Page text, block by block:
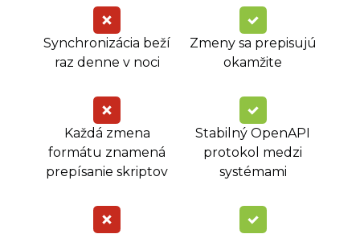
Synchronizácia beží
raz denne v noci
Zmeny sa prepisujú
okamžite
Každá zmena
formátu znamená
prepísanie skriptov
Stabilný OpenAPI
protokol medzi
systémami